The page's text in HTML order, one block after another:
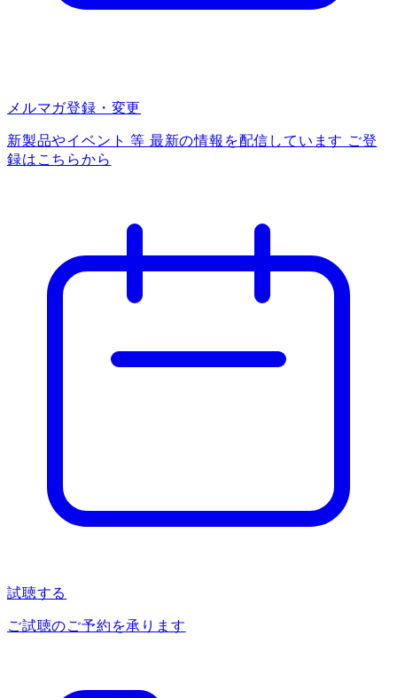
メルマガ登録・変更
新製品やイベント 等 最新の情報を配信しています ご登
録はこちらから
試聴する
ご試聴のご予約を承ります